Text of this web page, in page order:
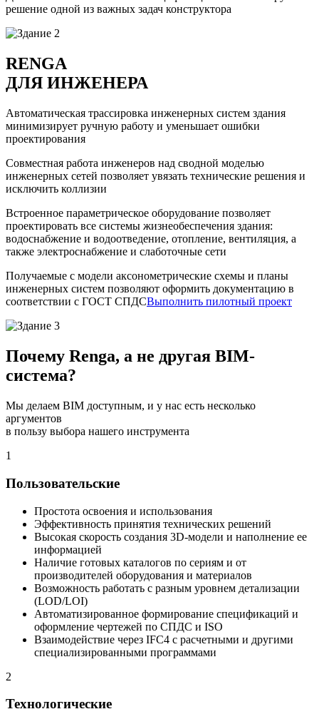
решение одной из важных задач конструктора
RENGA
ДЛЯ ИНЖЕНЕРА
Автоматическая трассировка инженерных систем здания
минимизирует ручную работу и уменьшает ошибки
проектирования
Совместная работа инженеров над сводной моделью
инженерных сетей позволяет увязать технические решения и
исключить коллизии
Встроенное параметрическое оборудование позволяет
проектировать все системы жизнеобеспечения здания:
водоснабжение и водоотведение, отопление, вентиляция, а
также электроснабжение и слаботочные сети
Получаемые с модели аксонометрические схемы и планы
инженерных систем позволяют оформить документацию в
соответствии с ГОСТ СПДСВыполнить пилотный проект
Почему Renga, а не другая BIM-
система?
Мы делаем BIM доступным, и у нас есть несколько
аргументов
в пользу выбора нашего инструмента
1
Пользовательские
Простота освоения и использования
Эффективность принятия технических решений
Высокая скорость создания 3D-модели и наполнение ее
информацией
Наличие готовых каталогов по сериям и от
производителей оборудования и материалов
Возможность работать с разным уровнем детализации
(LOD/LOI)
Автоматизированное формирование спецификаций и
оформление чертежей по СПДС и ISO
Взаимодействие через IFC4 с расчетными и другими
специализированными программами
2
Технологические